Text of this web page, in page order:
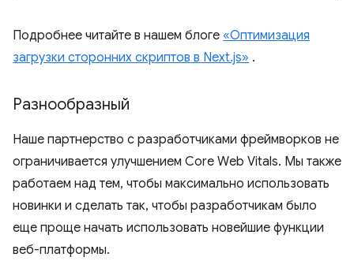
Подробнее читайте в нашем блоге «Оптимизация
загрузки сторонних скриптов в Next.js» .
Разнообразный
Наше партнерство с разработчиками фреймворков не
ограничивается улучшением Core Web Vitals. Мы также
работаем над тем, чтобы максимально использовать
новинки и сделать так, чтобы разработчикам было
еще проще начать использовать новейшие функции
веб-платформы.